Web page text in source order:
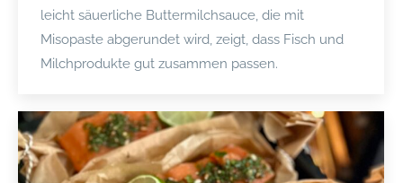
leicht säuerliche Buttermilchsauce, die mit
Misopaste abgerundet wird, zeigt, dass Fisch und
Milchprodukte gut zusammen passen.